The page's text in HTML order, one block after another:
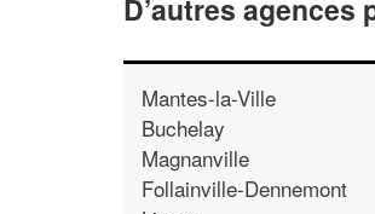
D’autres agences
Mantes-la-Ville
Buchelay
Magnanville
Follainville-Dennemont